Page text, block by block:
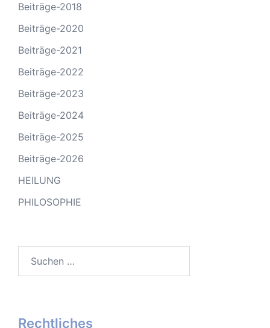
Beiträge-2018
Beiträge-2020
Beiträge-2021
Beiträge-2022
Beiträge-2023
Beiträge-2024
Beiträge-2025
Beiträge-2026
HEILUNG
PHILOSOPHIE
Rechtliches